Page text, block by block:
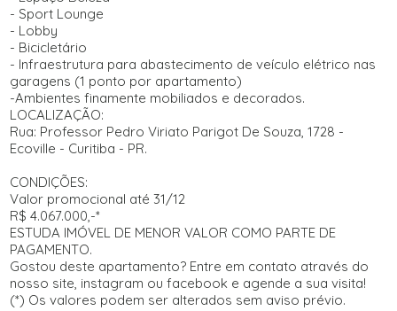
- Sport Lounge
- Lobby
- Bicicletário
- Infraestrutura para abastecimento de veículo elétrico nas
garagens (1 ponto por apartamento)
-Ambientes finamente mobiliados e decorados.
LOCALIZAÇÃO:
Rua: Professor Pedro Viriato Parigot De Souza, 1728 -
Ecoville - Curitiba - PR.
CONDIÇÕES:
Valor promocional até 31/12
R$ 4.067.000,-*
ESTUDA IMÓVEL DE MENOR VALOR COMO PARTE DE
PAGAMENTO.
Gostou deste apartamento? Entre em contato através do
nosso site, instagram ou facebook e agende a sua visita!
(*) Os valores podem ser alterados sem aviso prévio.